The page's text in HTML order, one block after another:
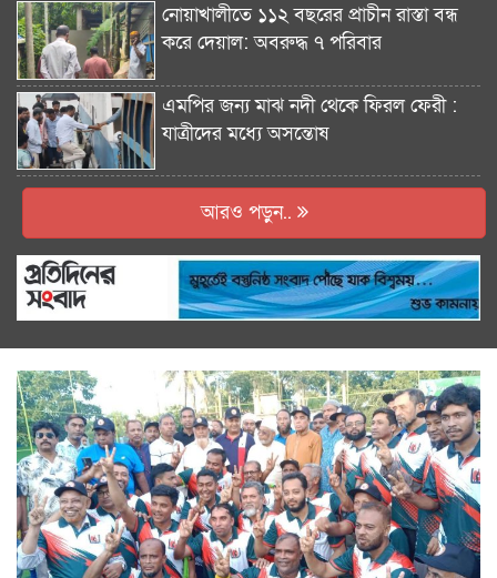
নোয়াখালীতে ১১২ বছরের প্রাচীন রাস্তা বন্ধ
করে দেয়াল: অবরুদ্ধ ৭ পরিবার
এমপির জন্য মাঝ নদী থেকে ফিরল ফেরী :
যাত্রীদের মধ্যে অসন্তোষ
আরও পড়ুন..